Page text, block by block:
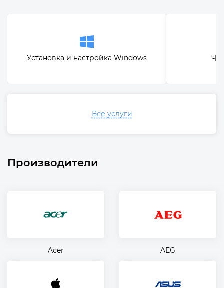
Установка и настройка Windows
Все услуги
Производители
Acer AEG